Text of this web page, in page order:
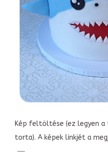
Kép feltöltése (ez legyen a
torta). A képek linkjét a